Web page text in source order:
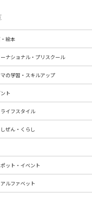
絵本
ナショナル・プリスクール
の学習・スキルアップ
ト
イフスタイル
ぜん・くらし
ット・イベント
ルファベット